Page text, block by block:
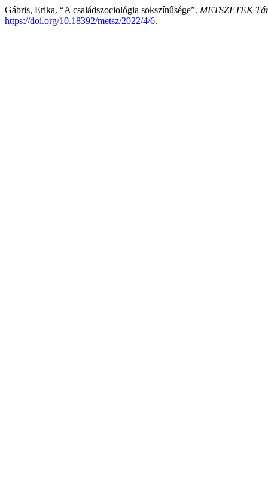
Gábris, Erika. “A családszociológia sokszínűsége”. METSZETEK
https://doi.org/10.18392/metsz/2022/4/6.